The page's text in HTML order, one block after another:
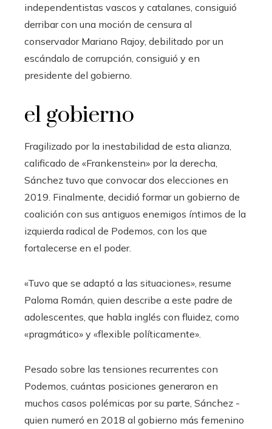
independentistas vascos y catalanes, consiguió
derribar con una moción de censura al
conservador Mariano Rajoy, debilitado por un
escándalo de corrupción, consiguió y en
presidente del gobierno.
el gobierno
Fragilizado por la inestabilidad de esta alianza,
calificado de «Frankenstein» por la derecha,
Sánchez tuvo que convocar dos elecciones en
2019. Finalmente, decidió formar un gobierno de
coalición con sus antiguos enemigos íntimos de la
izquierda radical de Podemos, con los que
fortalecerse en el poder.
«Tuvo que se adaptó a las situaciones», resume
Paloma Román, quien describe a este padre de
adolescentes, que habla inglés con fluidez, como
«pragmático» y «flexible políticamente».
Pesado sobre las tensiones recurrentes con
Podemos, cuántas posiciones generaron en
muchos casos polémicas por su parte, Sánchez -
quien numeró en 2018 al gobierno más femenino